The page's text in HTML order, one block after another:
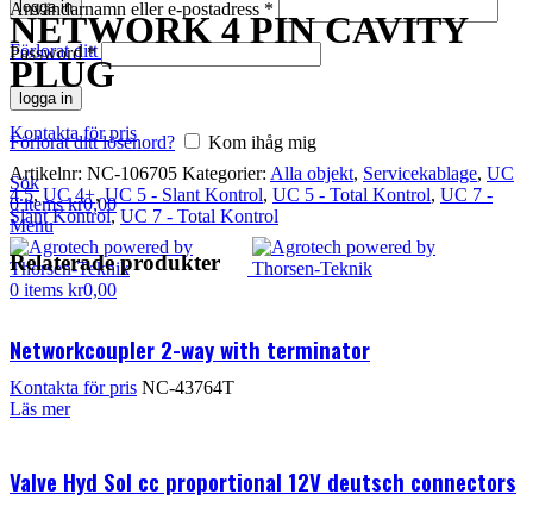
logga in
Förlorat ditt lösenord?
Användarnamn eller e-postadress *
Password*
logga in
Förlorat ditt lösenord?
Kom ihåg mig
Sök
0items kr0,00
Menu
0 items kr0,00
NETWORK 4 PIN CAVITY
PLUG
Kontakta för pris
Artikelnr: NC-106705 Kategorier: Alla objekt, Servicekablage, UC
4.5, UC 4+, UC 5 - Slant Kontrol, UC 5 - Total Kontrol, UC 7 -
Slant Kontrol, UC 7 - Total Kontrol
Relaterade produkter
Networkcoupler 2-way with terminator
Kontakta för pris NC-43764T
Läs mer
Valve Hyd Sol cc proportional 12V deutsch connectors